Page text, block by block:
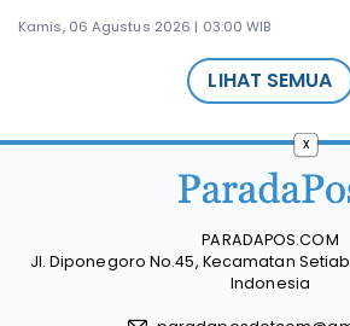
Kamis, 06 Agustus 2026 | 03:00 WIB
LIHAT SEMUA
PARADAPOS.COM
Jl. Diponegoro No.45, Kecamatan
Indonesia
x